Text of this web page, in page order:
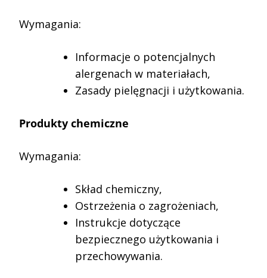
Wymagania:
Informacje o potencjalnych
alergenach w materiałach,
Zasady pielęgnacji i użytkowania.
Produkty chemiczne
Wymagania:
Skład chemiczny,
Ostrzeżenia o zagrożeniach,
Instrukcje dotyczące
bezpiecznego użytkowania i
przechowywania.